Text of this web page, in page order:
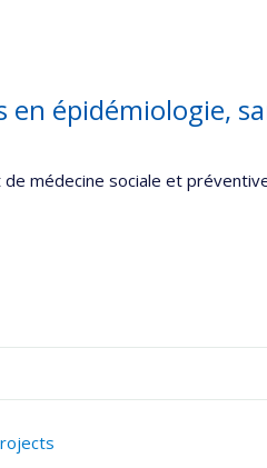
épidémiologie,
médecine sociale et